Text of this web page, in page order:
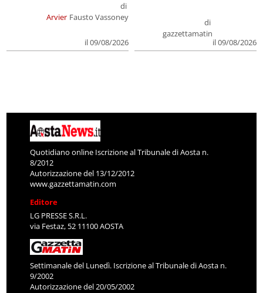
Arvier
di
Fausto Vassoney
il 09/08/2026
di
gazzettamatin
il 09/08/2026
Quotidiano online Iscrizione al Tribunale di Aosta n.
8/2012
Autorizzazione del 13/12/2012
www.gazzettamatin.com
Editore
LG PRESSE S.R.L.
via Festaz, 52 11100 AOSTA
Settimanale del Lunedì. Iscrizione al Tribunale di Aosta n.
9/2002
Autorizzazione del 20/05/2002